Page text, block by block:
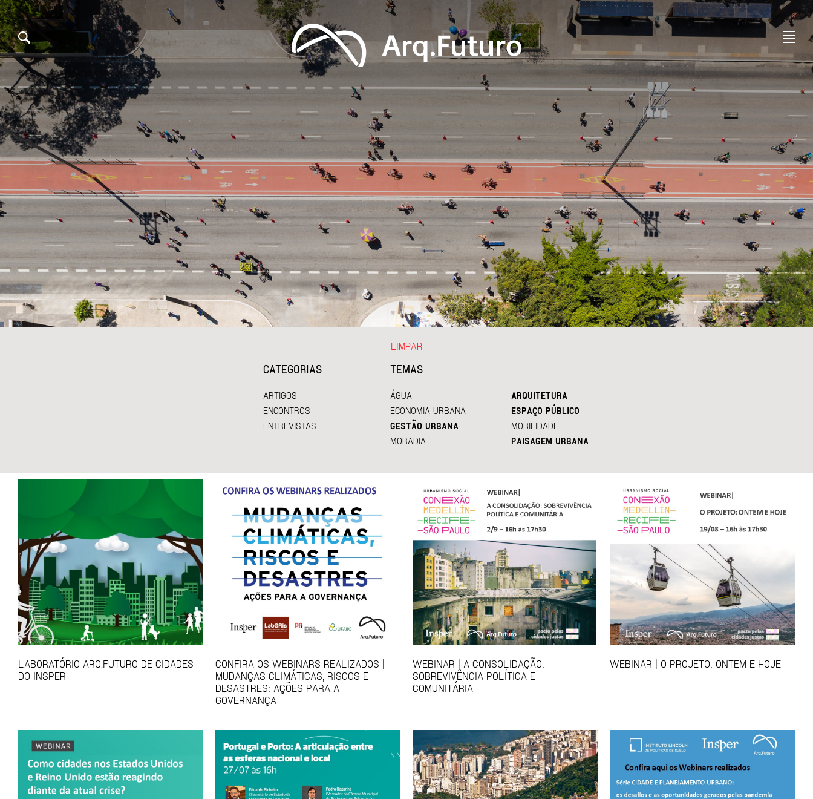
CATEGORIAS
ARTIGOS
ENCONTROS
ENTREVISTAS
TEMAS
ÁGUA
ARQUITETURA
ECONOMIA URBANA
ESPAÇO PÚBLICO
GESTÃO URBANA
MOBILIDADE
MORADIA
PAISAGEM URBANA
LIMPAR
LABORATÓRIO ARQ.FUTURO DE CIDADES
DO INSPER
CONFIRA OS WEBINARS REALIZADOS |
MUDANÇAS CLIMÁTICAS, RISCOS E
DESASTRES: AÇÕES PARA A
GOVERNANÇA
WEBINAR | A CONSOLIDAÇÃO:
SOBREVIVÊNCIA POLÍTICA E
COMUNITÁRIA
WEBINAR | O PROJETO: ONTEM E HOJE